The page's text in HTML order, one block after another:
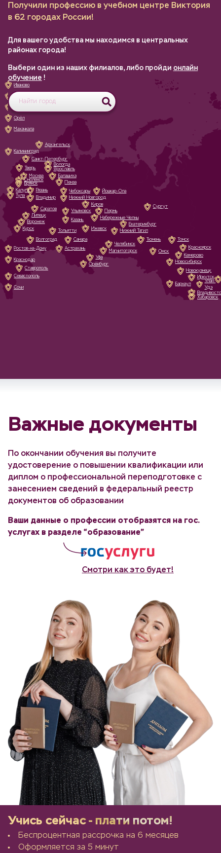
Получили профессию в учебном центре Виктория
в 62 городах России!
Для вашего удобства мы находимся в центральных
районах города!
Выбери один из наших филиалов, либо пройди онлайн
обучение !
Пермь
Екатеринбург
Нижний Новгород
Новосибирск
Омск
Казань
Уфа
Краснодар
Красноярск
Ростов-на-Дону
Тюмень
Санкт-Петербург
Самара
Челябинск
Волгоград
Воронеж
Москва
Саратов
Ижевск
Иркутск
Рязань
Ярославль
Барнаул
Оренбург
Ставрополь
Тольятти
Сочи
Кемерово
Калининград
Томск
Киров Сургут
Новокузнецк
Тверь
Пенза
Чебоксары
Астрахань Магнитогорск
Липецк
Курск
Тула
Набережные Челны
Севастополь
Улан-
Удэ
Брянск
Ульяновск
Нижний Тагил
Архангельск
Владимир
Балашиха
Хабаровск
Калуга
Вологда
Смоленск
Иваново
Орёл
Йошкар-Ола
Махачкала
Важные документы
По окончании обучения вы получите
удостоверение о повышении квалификации или
диплом о профессиональной переподготовке с
занесением сведений в федеральный реестр
документов об образовании
Ваши данные о профессии отобразятся на гос.
услугах в разделе “образование”
Смотри как это будет!
Учись сейчас - плати потом!
Беспроцентная рассрочка на 6 месяцев
Оформляется за 5 минут